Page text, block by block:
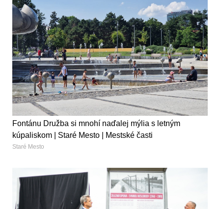
Fontánu Družba si mnohí naďalej mýlia s letným
kúpaliskom | Staré Mesto | Mestské časti
Staré Mesto